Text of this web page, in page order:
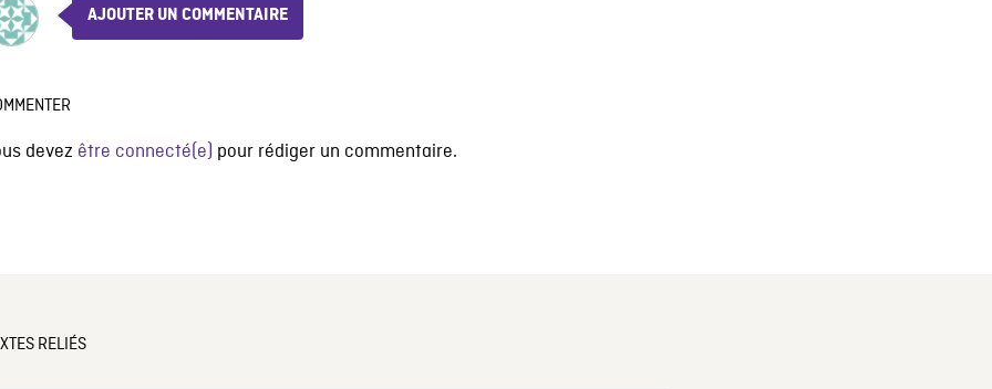
AJOUTER UN COMMENTAIRE
devez être connecté(e) pour rédiger un commentaire.
RELIÉS